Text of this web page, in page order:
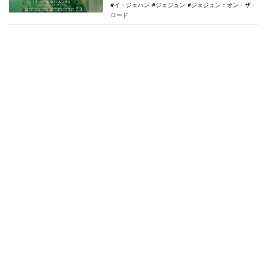
イ・ジェハン
ジェジュン
ジェジュン：オン・ザ・
ロード